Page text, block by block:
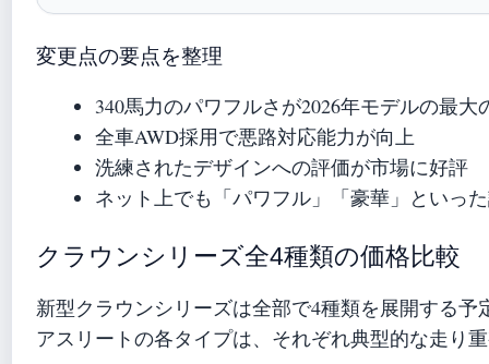
変更点の要点を整理
340馬力のパワフルさが2026年モデルの最大
全車AWD採用で悪路対応能力が向上
洗練されたデザインへの評価が市場に好評
ネット上でも「パワフル」「豪華」といっ
クラウンシリーズ全4種類の価格比較
新型クラウンシリーズは全部で4種類を展開する
アスリートの各タイプは、それぞれ典型的な走り